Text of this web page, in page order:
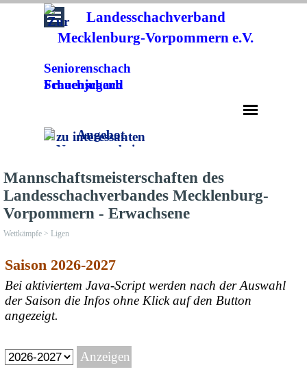
Direkt zum Seiteninhalt
Landesschachverband
Mecklenburg-Vorpommern e.V.
Frauenschach
Schachjugend
Seniorenschach
Menü überspringen
Mannschaftsmeisterschaften des
Landesschachverbandes Mecklenburg-
Vorpommern - Erwachsene
Wettkämpfe > Ligen
Saison 2026-2027
Bei aktiviertem Java-Script werden nach der Auswahl
der Saison die Infos ohne Klick auf den Button
angezeigt.